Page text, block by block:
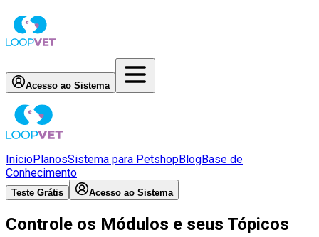
Acesso ao Sistema
InícioPlanosSistema para PetshopBlogBase de
Conhecimento
Teste Grátis Acesso ao Sistema
Controle os Módulos e seus Tópicos